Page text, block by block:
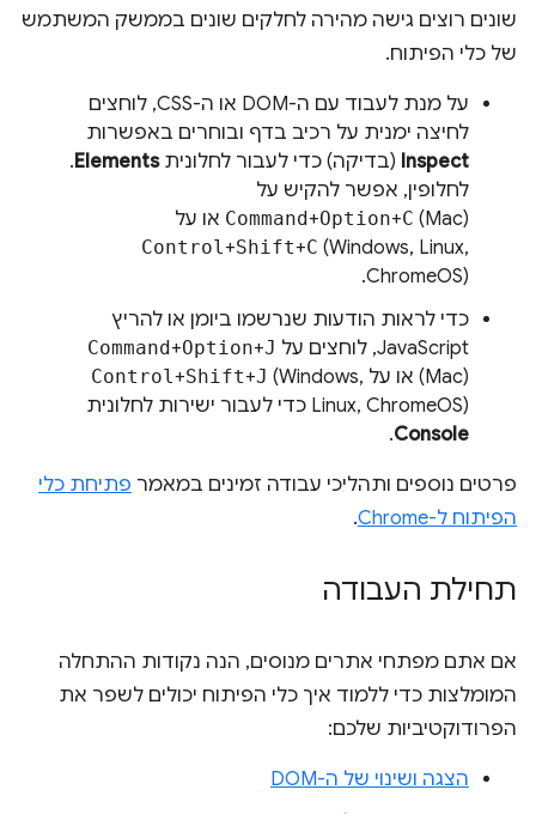
שונים רוצים גישה מהירה לחלקים שונים בממשק המשתמש
של כלי הפיתוח.
על מנת לעבוד עם ה-DOM או ה-CSS, לוחצים
לחיצה ימנית על רכיב בדף ובוחרים באפשרות
Inspect (בדיקה) כדי לעבור לחלוניתElements
.
לחלופין, אפשר להקיש על
Command+Option+C (Mac) או על
Control+Shift+C (Windows, Linux,
ChromeOS).
כדי לראות הודעות שנרשמו ביומן או להריץ
JavaScript, לוחצים על
Command+Option+J
(Mac) או על Control+Shift+J (Windows,
Linux, ChromeOS) כדי לעבור ישירות לחלונית
Console
.
פרטים נוספים ותהליכי עבודה זמינים במאמר פתיחת כלי
הפיתוח ל-Chrome
.
תחילת העבודה
אם אתם מפתחי אתרים מנוסים, הנה נקודות ההתחלה
המומלצות כדי ללמוד איך כלי הפיתוח יכולים לשפר את
הפרודוקטיביות שלכם:
הצגה ושינוי של ה-DOM